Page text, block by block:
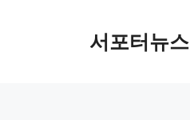
서포터뉴스